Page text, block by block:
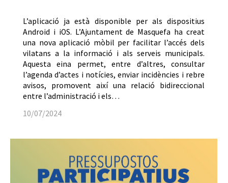
L’aplicació ja està disponible per als dispositius
Android i iOS. L’Ajuntament de Masquefa ha creat
una nova aplicació mòbil per facilitar l’accés dels
vilatans a la informació i als serveis municipals.
Aquesta eina permet, entre d’altres, consultar
l’agenda d’actes i notícies, enviar incidències i rebre
avisos, promovent així una relació bidireccional
entre l’administració i els…
10/07/2024